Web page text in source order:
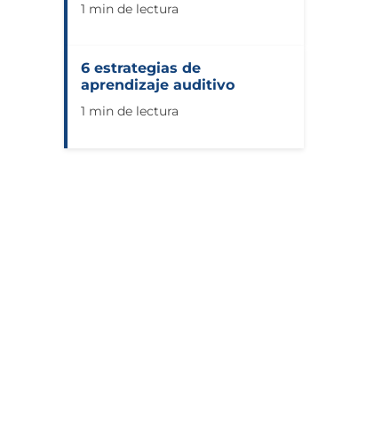
1 min de lectura
6 estrategias de
aprendizaje auditivo
1 min de lectura